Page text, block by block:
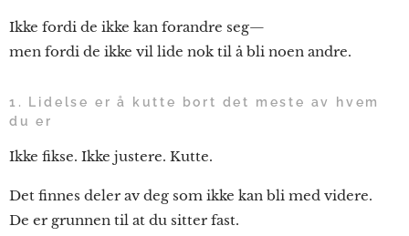
Ikke fordi de ikke kan forandre seg—
men fordi de ikke vil lide nok til å bli noen andre.
1. Lidelse er å kutte bort det meste av hvem
du er
Ikke fikse. Ikke justere. Kutte.
Det finnes deler av deg som ikke kan bli med videre.
De er grunnen til at du sitter fast.